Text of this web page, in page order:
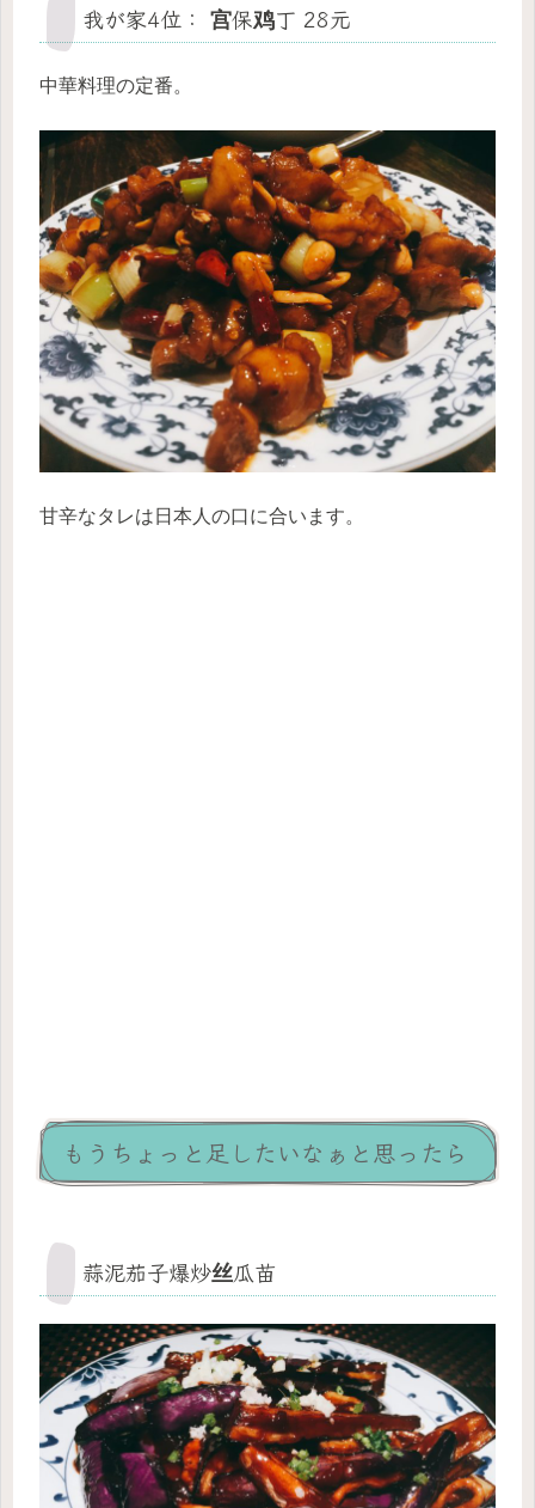
我が家4位： 宫保鸡丁 28元
中華料理の定番。
甘辛なタレは日本人の口に合います。
もうちょっと足したいなぁと思ったら
蒜泥茄子爆炒丝瓜苗